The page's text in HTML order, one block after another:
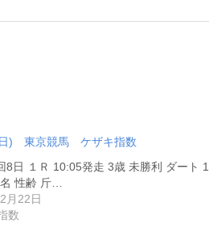
) 東京競馬 ケザキ指数
8日 １Ｒ 10:05発走 3歳 未勝利 ダート
性齢 斤…
月22日
数